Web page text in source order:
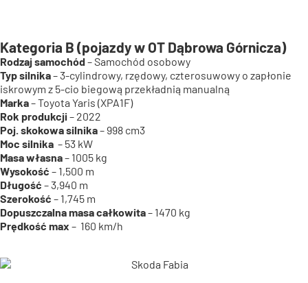
Kategoria B (pojazdy w OT Dąbrowa Górnicza)
Rodzaj samochód– Samochód osobowy
Typ silnika– 3-cylindrowy, rzędowy, czterosuwowy o zapłonie
iskrowym z 5-cio biegową przekładnią manualną
Marka– Toyota Yaris (XPA1F)
Rok produkcji– 2022
Poj. skokowa silnika– 998 cm3
Moc silnika – 53 kW
Masa własna– 1005 kg
Wysokość – 1,500 m
Długość – 3,940 m
Szerokość – 1,745 m
Dopuszczalna masa całkowita– 1470 kg
Prędkość max – 160 km/h